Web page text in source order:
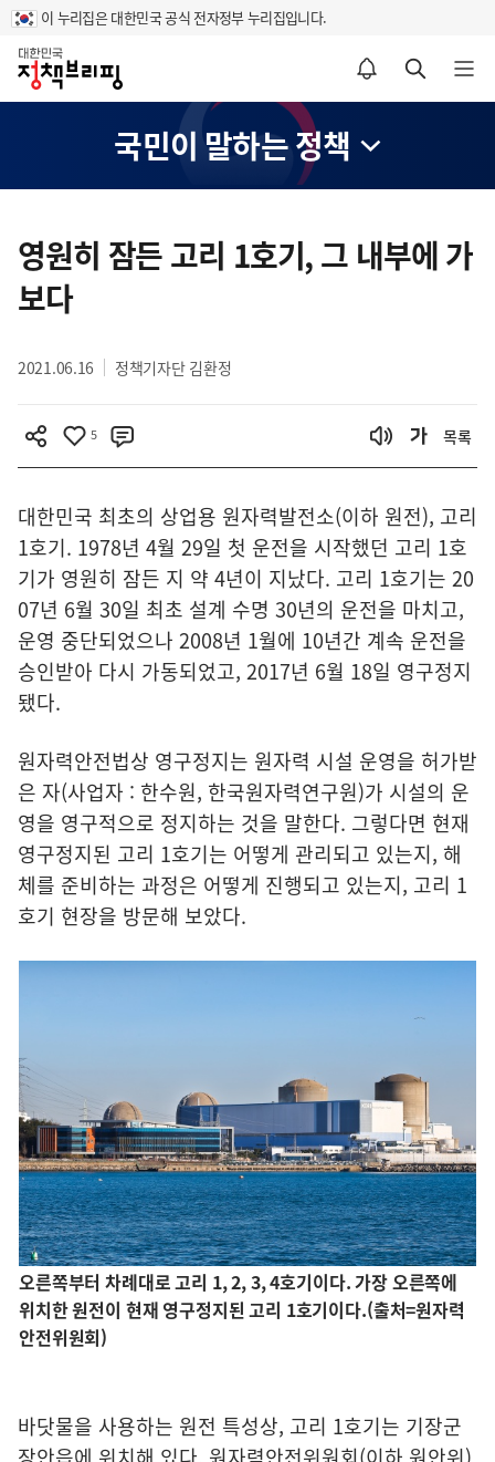
이 누리집은 대한민국 공식 전자정부 누리집입니다.
홈
알림설정 바로가기 검색 바로가기 메뉴 열기
국민이 말하는 정책
텐
영
영원히 잠든 고리 1호기, 그 내부에 가
보다
2021.06.16 정책기자단 김환정
5 목록
대한민국 최초의 상업용 원자력발전소(이하 원전), 고리
1호기. 1978년 4월 29일 첫 운전을 시작했던 고리 1호
기가 영원히 잠든 지 약 4년이 지났다. 고리 1호기는 20
07년 6월 30일 최초 설계 수명 30년의 운전을 마치고,
운영 중단되었으나 2008년 1월에 10년간 계속 운전을
승인받아 다시 가동되었고, 2017년 6월 18일 영구정지
됐다.
원자력안전법상 영구정지는 원자력 시설 운영을 허가받
은 자(사업자 : 한수원, 한국원자력연구원)가 시설의 운
영을 영구적으로 정지하는 것을 말한다. 그렇다면 현재
영구정지된 고리 1호기는 어떻게 관리되고 있는지, 해
체를 준비하는 과정은 어떻게 진행되고 있는지, 고리 1
호기 현장을 방문해 보았다.
오른쪽부터 차례대로 고리 1, 2, 3, 4호기이다. 가장 오른쪽에
위치한 원전이 현재 영구정지된 고리 1호기이다.(출처=원자력
안전위원회)
바닷물을 사용하는 원전 특성상, 고리 1호기는 기장군